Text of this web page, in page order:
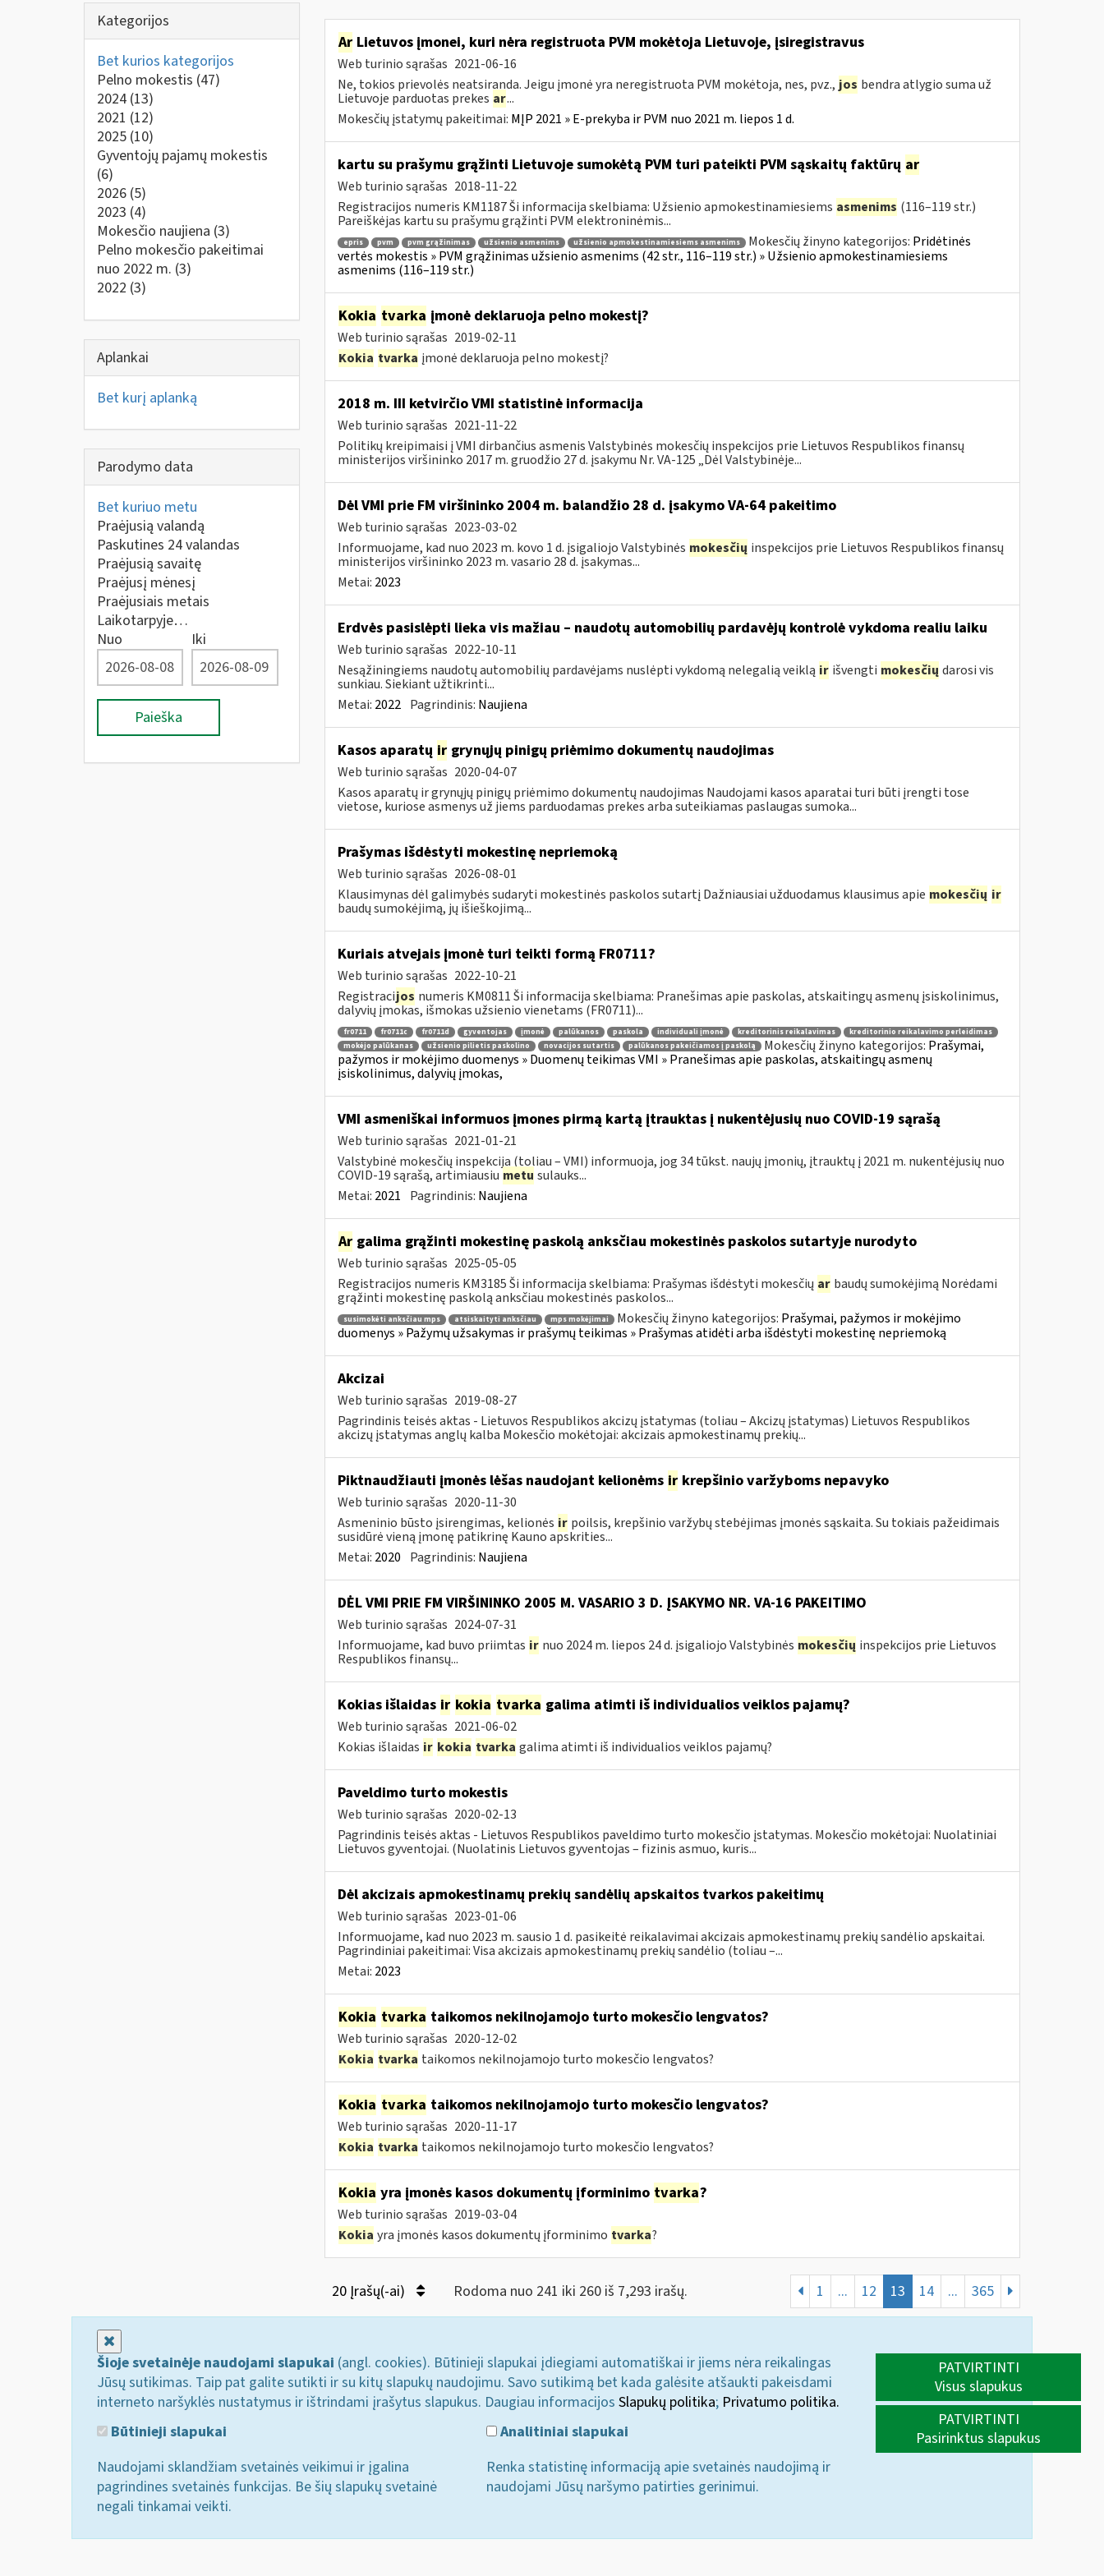
Kategorijos
Bet kurios kategorijos
Pelno mokestis (47)
2024 (13)
2021 (12)
2025 (10)
Gyventojų pajamų mokestis
(6)
2026 (5)
2023 (4)
Mokesčio naujiena (3)
Pelno mokesčio pakeitimai
nuo 2022 m. (3)
2022 (3)
Aplankai
Bet kurį aplanką
Parodymo data
Bet kuriuo metu
Praėjusią valandą
Paskutines 24 valandas
Praėjusią savaitę
Praėjusį mėnesį
Praėjusiais metais
Laikotarpyje…
Nuo
Iki
Paieška
ArLietuvos įmonei, kuri nėra registruota PVM mokėtoja Lietuvoje, įsiregistravus
Web turinio sąrašas 2021-06-16
Ne, tokios prievolės neatsiranda. Jeigu įmonė yra neregistruota PVM mokėtoja, nes, pvz., jos bendra atlygio suma už
Lietuvoje parduotas prekes ar...
Mokesčių įstatymų pakeitimai: MĮP 2021 » E-prekyba ir PVM nuo 2021 m. liepos 1 d.
kartu su prašymu grąžinti Lietuvoje sumokėtą PVM turi pateikti PVM sąskaitų faktūrų ar
Web turinio sąrašas 2018-11-22
Registracijos numeris KM1187 Ši informacija skelbiama: Užsienio apmokestinamiesiems asmenims (116–119 str.)
Pareiškėjas kartu su prašymu grąžinti PVM elektroninėmis...
epris pvm pvm grąžinimas užsienio asmenims užsienio apmokestinamiesiems asmenims Mokesčių žinyno kategorijos: Pridėtinės
vertės mokestis » PVM grąžinimas užsienio asmenims (42 str., 116–119 str.) » Užsienio apmokestinamiesiems
asmenims (116–119 str.)
Kokia tvarka įmonė deklaruoja pelno mokestį?
Web turinio sąrašas 2019-02-11
Kokia tvarka įmonė deklaruoja pelno mokestį?
2018 m. III ketvirčio VMI statistinė informacija
Web turinio sąrašas 2021-11-22
Politikų kreipimaisi į VMI dirbančius asmenis Valstybinės mokesčių inspekcijos prie Lietuvos Respublikos finansų
ministerijos viršininko 2017 m. gruodžio 27 d. įsakymu Nr. VA-125 „Dėl Valstybinėje...
Dėl VMI prie FM viršininko 2004 m. balandžio 28 d. įsakymo VA-64 pakeitimo
Web turinio sąrašas 2023-03-02
Informuojame, kad nuo 2023 m. kovo 1 d. įsigaliojo Valstybinės mokesčių inspekcijos prie Lietuvos Respublikos finansų
ministerijos viršininko 2023 m. vasario 28 d. įsakymas...
Metai: 2023
Erdvės pasislėpti lieka vis mažiau – naudotų automobilių pardavėjų kontrolė vykdoma realiu laiku
Web turinio sąrašas 2022-10-11
Nesąžiningiems naudotų automobilių pardavėjams nuslėpti vykdomą nelegalią veiklą ir išvengti mokesčių darosi vis
sunkiau. Siekiant užtikrinti...
Metai: 2022 Pagrindinis: Naujiena
Kasos aparatų irgrynųjų pinigų priėmimo dokumentų naudojimas
Web turinio sąrašas 2020-04-07
Kasos aparatų ir grynųjų pinigų priėmimo dokumentų naudojimas Naudojami kasos aparatai turi būti įrengti tose
vietose, kuriose asmenys už jiems parduodamas prekes arba suteikiamas paslaugas sumoka...
Prašymas išdėstyti mokestinę nepriemoką
Web turinio sąrašas 2026-08-01
Klausimynas dėl galimybės sudaryti mokestinės paskolos sutartį Dažniausiai užduodamus klausimus apie mokesčių ir
baudų sumokėjimą, jų išieškojimą...
Kuriais atvejais įmonė turi teikti formą FR0711?
Web turinio sąrašas 2022-10-21
Registracijos numeris KM0811 Ši informacija skelbiama: Pranešimas apie paskolas, atskaitingų asmenų įsiskolinimus,
dalyvių įmokas, išmokas užsienio vienetams (FR0711)...
fr0711 fr0711c fr0711d gyventojas įmonė palūkanos paskola individuali įmonė kreditorinis reikalavimas
kreditorinio reikalavimo perleidimas
mokėjo palūkanas
užsienio pilietis paskolino novacijos sutartis palūkanos pakeičiamos į paskolą Mokesčių žinyno kategorijos: Prašymai,
pažymos ir mokėjimo duomenys » Duomenų teikimas VMI » Pranešimas apie paskolas, atskaitingų asmenų
įsiskolinimus, dalyvių įmokas,
VMI asmeniškai informuos įmones pirmą kartą įtrauktas į nukentėjusių nuo COVID-19 sąrašą
Web turinio sąrašas 2021-01-21
Valstybinė mokesčių inspekcija (toliau – VMI) informuoja, jog 34 tūkst. naujų įmonių, įtrauktų į 2021 m. nukentėjusių nuo
COVID-19 sąrašą, artimiausiu metu sulauks...
Metai: 2021 Pagrindinis: Naujiena
Argalima grąžinti mokestinę paskolą anksčiau mokestinės paskolos sutartyje nurodyto
Web turinio sąrašas 2025-05-05
Registracijos numeris KM3185 Ši informacija skelbiama: Prašymas išdėstyti mokesčių ar baudų sumokėjimą Norėdami
grąžinti mokestinę paskolą anksčiau mokestinės paskolos...
susimokėti anksčiau mps atsiskaityti anksčiau mps mokėjimai Mokesčių žinyno kategorijos: Prašymai, pažymos ir mokėjimo
duomenys » Pažymų užsakymas ir prašymų teikimas » Prašymas atidėti arba išdėstyti mokestinę nepriemoką
Akcizai
Web turinio sąrašas 2019-08-27
Pagrindinis teisės aktas - Lietuvos Respublikos akcizų įstatymas (toliau – Akcizų įstatymas) Lietuvos Respublikos
akcizų įstatymas anglų kalba Mokesčio mokėtojai: akcizais apmokestinamų prekių...
Piktnaudžiauti įmonės lėšas naudojant kelionėms irkrepšinio varžyboms nepavyko
Web turinio sąrašas 2020-11-30
Asmeninio būsto įsirengimas, kelionės ir poilsis, krepšinio varžybų stebėjimas įmonės sąskaita. Su tokiais pažeidimais
susidūrė vieną įmonę patikrinę Kauno apskrities...
Metai: 2020 Pagrindinis: Naujiena
DĖL VMI PRIE FM VIRŠININKO 2005 M. VASARIO 3 D. ĮSAKYMO NR. VA-16 PAKEITIMO
Web turinio sąrašas 2024-07-31
Informuojame, kad buvo priimtas ir nuo 2024 m. liepos 24 d. įsigaliojo Valstybinės mokesčių inspekcijos prie Lietuvos
Respublikos finansų...
Kokias išlaidas ir kokia tvarka galima atimti iš individualios veiklos pajamų?
Web turinio sąrašas 2021-06-02
Kokias išlaidas ir kokia tvarka galima atimti iš individualios veiklos pajamų?
Paveldimo turto mokestis
Web turinio sąrašas 2020-02-13
Pagrindinis teisės aktas - Lietuvos Respublikos paveldimo turto mokesčio įstatymas. Mokesčio mokėtojai: Nuolatiniai
Lietuvos gyventojai. (Nuolatinis Lietuvos gyventojas – fizinis asmuo, kuris...
Dėl akcizais apmokestinamų prekių sandėlių apskaitos tvarkos pakeitimų
Web turinio sąrašas 2023-01-06
Informuojame, kad nuo 2023 m. sausio 1 d. pasikeitė reikalavimai akcizais apmokestinamų prekių sandėlio apskaitai.
Pagrindiniai pakeitimai: Visa akcizais apmokestinamų prekių sandėlio (toliau –...
Metai: 2023
Kokia tvarka taikomos nekilnojamojo turto mokesčio lengvatos?
Web turinio sąrašas 2020-12-02
Kokia tvarka taikomos nekilnojamojo turto mokesčio lengvatos?
Kokia tvarka taikomos nekilnojamojo turto mokesčio lengvatos?
Web turinio sąrašas 2020-11-17
Kokia tvarka taikomos nekilnojamojo turto mokesčio lengvatos?
Kokia yra įmonės kasos dokumentų įforminimo tvarka?
Web turinio sąrašas 2019-03-04
Kokia yra įmonės kasos dokumentų įforminimo tvarka?
20 Įrašų(-ai) Rodoma nuo 241 iki 260 iš 7,293 irašų. 1 ... 12 13 14 ... 365
Šioje svetainėje naudojami slapukai (angl. cookies). Būtinieji slapukai įdiegiami automatiškai ir jiems nėra reikalingas
Jūsų sutikimas. Taip pat galite sutikti ir su kitų slapukų naudojimu. Savo sutikimą bet kada galėsite atšaukti pakeisdami
interneto naršyklės nustatymus ir ištrindami įrašytus slapukus. Daugiau informacijos Slapukų politika; Privatumo politika.
Būtinieji slapukai
Naudojami sklandžiam svetainės veikimui ir įgalina
pagrindines svetainės funkcijas. Be šių slapukų svetainė
negali tinkamai veikti.
Analitiniai slapukai
Renka statistinę informaciją apie svetainės naudojimą ir
naudojami Jūsų naršymo patirties gerinimui.
PATVIRTINTI
Visus slapukus
PATVIRTINTI
Pasirinktus slapukus